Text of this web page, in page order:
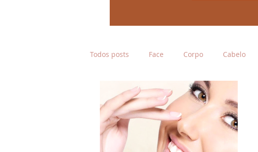
Todos posts Face Corpo Cabelo